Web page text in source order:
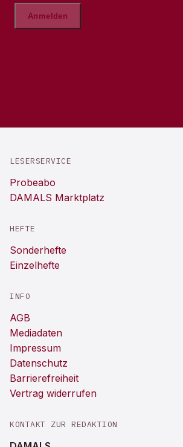
LESERSERVICE
Probeabo
DAMALS Marktplatz
HEFTE
Sonderhefte
Einzelhefte
INFO
AGB
Mediadaten
Impressum
Datenschutz
Barrierefreiheit
Vertrag widerrufen
KONTAKT ZUR REDAKTION